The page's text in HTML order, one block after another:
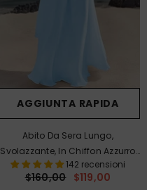
AGGIUNTA RAPIDA
Abito Da Sera Lungo,
Svolazzante, In Chiffon Azzurro
Cielo, Linea Ad A, Scollo
All'americana E Schiena
142 recensioni
$160,00 $119,00